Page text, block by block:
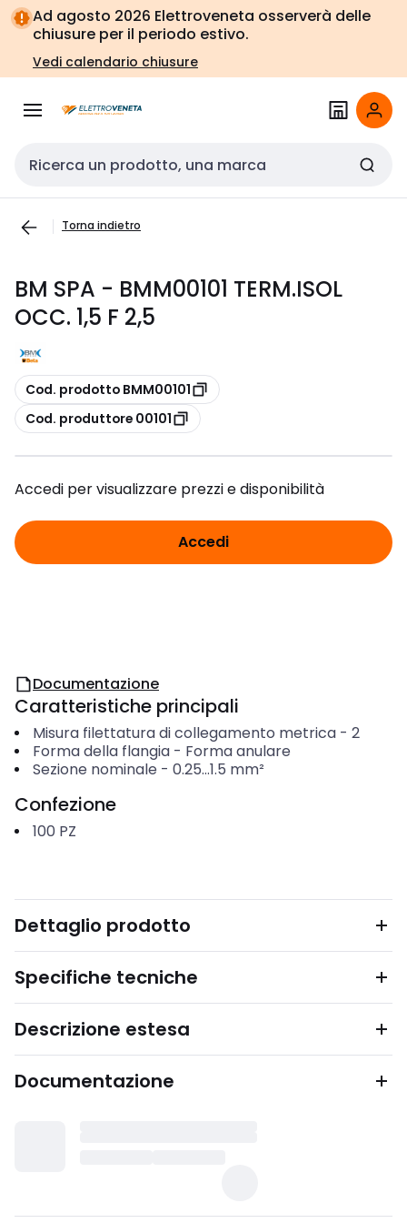
Vai alla
navigazione
Vai
alla
pagina
Ad agosto 2026 Elettroveneta osserverà delle
chiusure per il periodo estivo.
Vedi calendario chiusure
Cerca input
Torna indietro
BM SPA - BMM00101 TERM.ISOL
OCC. 1,5 F 2,5
copia
Cod. prodotto BMM00101
copia
Cod. produttore 00101
Accedi per visualizzare prezzi e disponibilità
Accedi
Documentazione
Caratteristiche principali
Misura filettatura di collegamento metrica- 2
Forma della flangia- Forma anulare
Sezione nominale - 0.25...1.5 mm²
Confezione
100 PZ
Dettaglio prodotto
Specifiche tecniche
Descrizione estesa
Documentazione